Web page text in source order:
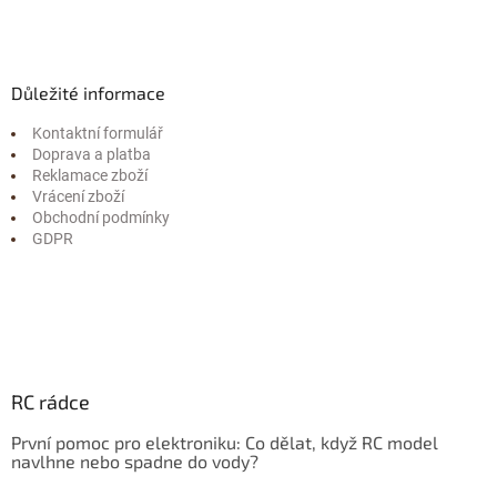
Důležité informace
Kontaktní formulář
Doprava a platba
Reklamace zboží
Vrácení zboží
Obchodní podmínky
GDPR
RC rádce
První pomoc pro elektroniku: Co dělat, když RC model
navlhne nebo spadne do vody?